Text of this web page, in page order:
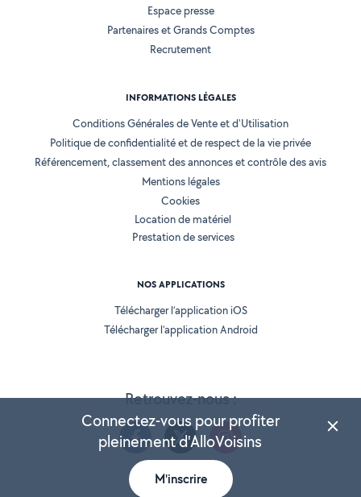
Retrouvez-nous :
Espace presse
Partenaires et Grands Comptes
Recrutement
INFORMATIONS LÉGALES
Conditions Générales de Vente et d'Utilisation
Politique de confidentialité et de respect de la vie privée
Référencement, classement des annonces et contrôle des avis
Mentions légales
Cookies
Location de matériel
Prestation de services
NOS APPLICATIONS
Télécharger l’application iOS
Télécharger l’application Android
Connectez-vous pour profiter
pleinement d'AlloVoisins
M'inscrire